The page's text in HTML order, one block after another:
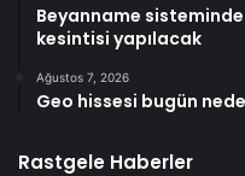
Beyanname sisteminde
kesintisi yapılacak
Ağustos 7, 2026
Geo hissesi bugün
Rastgele Haberler